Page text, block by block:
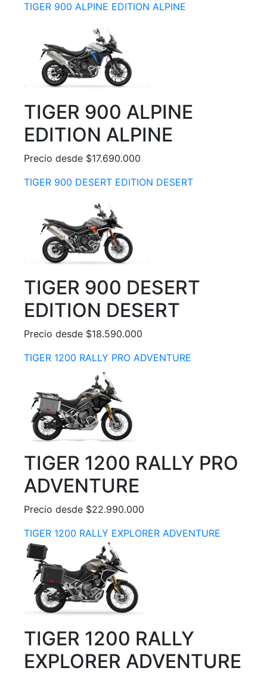
TIGER 900 ALPINE EDITION ALPINE
TIGER 900 ALPINE
EDITION ALPINE
Precio desde $17.690.000
TIGER 900 DESERT EDITION DESERT
TIGER 900 DESERT
EDITION DESERT
Precio desde $18.590.000
TIGER 1200 RALLY PRO ADVENTURE
TIGER 1200 RALLY PRO
ADVENTURE
Precio desde $22.990.000
TIGER 1200 RALLY EXPLORER ADVENTURE
TIGER 1200 RALLY
EXPLORER ADVENTURE